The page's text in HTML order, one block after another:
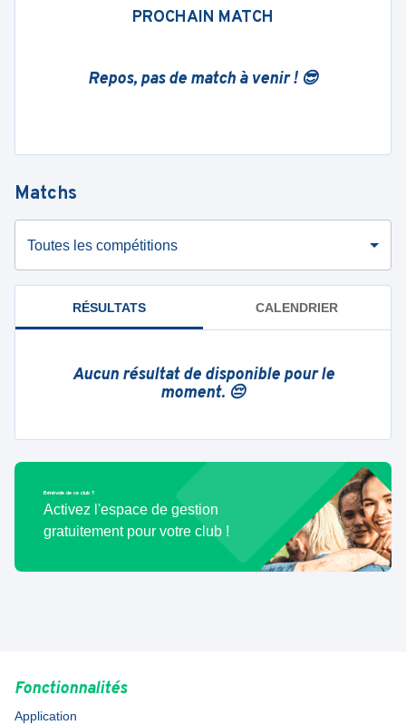
PROCHAIN MATCH
Repos, pas de match à venir ! 😎
Matchs
Toutes les compétitions
RÉSULTATS CALENDRIER
Aucun résultat de disponible pour le
moment. 😔
Bénévole de ce club ?
Activez l'espace de gestion
gratuitement pour votre club !
Fonctionnalités
Application